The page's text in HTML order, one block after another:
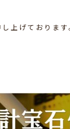
上げております